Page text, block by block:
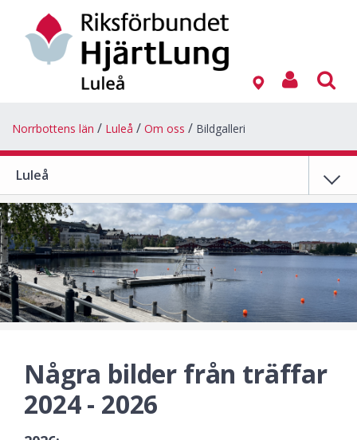
Norrbottens län Luleå Om oss Bildgalleri
Luleå
Några bilder från träffar
2024 - 2026